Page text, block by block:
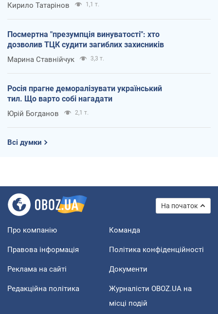
Кирило Татарінов 1,1 т.
Посмертна "презумпція винуватості": хто
дозволив ТЦК судити загиблих захисників
Марина Ставнійчук 3,3 т.
Росія прагне деморалізувати український
тил. Що варто собі нагадати
Юрій Богданов 2,1 т.
Всі думки
На початок
Про компанію Команда
Правова інформація Політика конфіденційності
Реклама на сайті Документи
Редакційна політика
Журналісти OBOZ.UA на
місці подій